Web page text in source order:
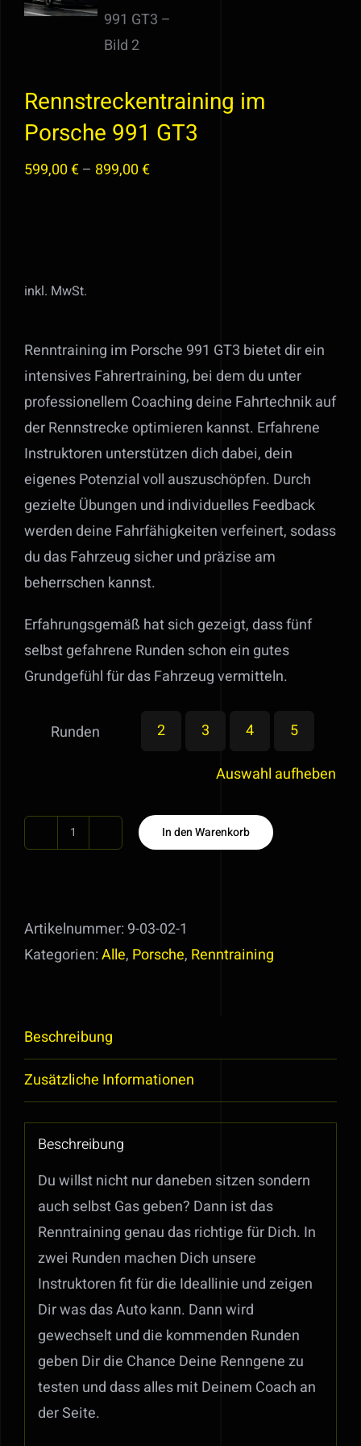
Rennstreckentraining im
Porsche 991 GT3
599,00€– 899,00€
inkl. MwSt.
Renntraining im Porsche 991 GT3 bietet dir ein
intensives Fahrertraining, bei dem du unter
professionellem Coaching deine Fahrtechnik auf
der Rennstrecke optimieren kannst. Erfahrene
Instruktoren unterstützen dich dabei, dein
eigenes Potenzial voll auszuschöpfen. Durch
gezielte Übungen und individuelles Feedback
werden deine Fahrfähigkeiten verfeinert, sodass
du das Fahrzeug sicher und präzise am
beherrschen kannst.
Erfahrungsgemäß hat sich gezeigt, dass fünf
selbst gefahrene Runden schon ein gutes
Grundgefühl für das Fahrzeug vermitteln.
Runden 2 3 4
5
Auswahl aufheben
Rennstreckentraining
991
GT3
In den Warenkorb
Artikelnummer: 9-03-02-1
Kategorien:Alle, Porsche, Renntraining
Beschreibung
Zusätzliche Informationen
Beschreibung
Du willst nicht nur daneben sitzen sondern
auch selbst Gas geben? Dann ist das
Renntraining genau das richtige für Dich. In
zwei Runden machen Dich unsere
Instruktoren fit für die Ideallinie und zeigen
Dir was das Auto kann. Dann wird
gewechselt und die kommenden Runden
geben Dir die Chance Deine Renngene zu
testen und dass alles mit Deinem Coach an
der Seite.